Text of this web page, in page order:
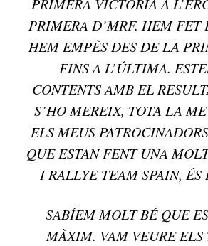
PRIMERA D’MRF. HEM FET
HEM EMPÈS DES DE LA
FINS A L’ÚLTIMA.
CONTENTS AMB EL
S’HO MEREIX, TOTA LA
ELS MEUS
QUE ESTAN FENT UNA
I RALLYE TEAM SPAIN, ÉS
SABÍEM MOLT BÉ QUE
MÀXIM. VAM VEURE ELS